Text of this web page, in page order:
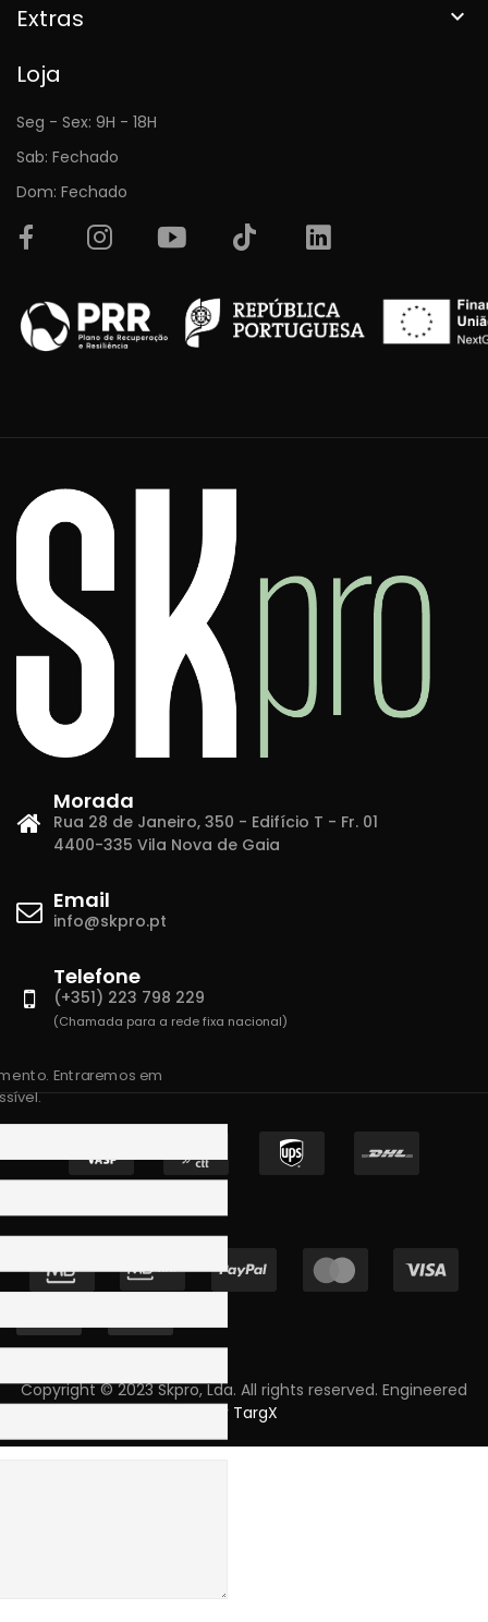
Extras 
Loja
Seg - Sex: 9H - 18H
Sab: Fechado
Dom: Fechado
Morada
Rua 28 de Janeiro, 350 - Edifício T - Fr. 01
4400-335 Vila Nova de Gaia
Email
info@skpro.pt
Telefone
(+351) 223 798 229
(Chamada para a rede fixa nacional)
Copyright © 2023 Skpro, Lda. All rights reserved. Engineered
by TargX
Entraremos em